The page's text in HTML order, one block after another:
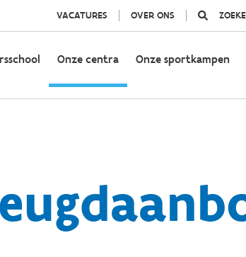
VACATURES OVER ONS
Onze centra Onze sportkampen